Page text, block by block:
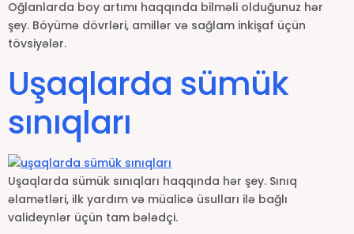
Oğlanlarda boy artımı haqqında bilməli olduğunuz hər
şey. Böyümə dövrləri, amillər və sağlam inkişaf üçün
tövsiyələr.
Uşaqlarda sümük
sınıqları
Uşaqlarda sümük sınıqları haqqında hər şey. Sınıq
əlamətləri, ilk yardım və müalicə üsulları ilə bağlı
valideynlər üçün tam bələdçi.